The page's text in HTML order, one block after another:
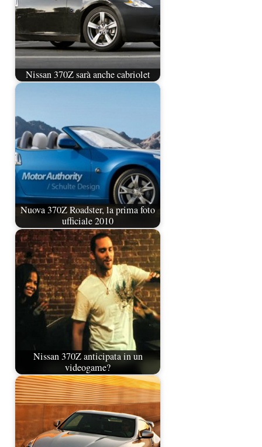
Nissan 370Z sarà anche cabriolet
Nuova 370Z Roadster, la prima foto
ufficiale 2010
Nissan 370Z anticipata in un
videogame?